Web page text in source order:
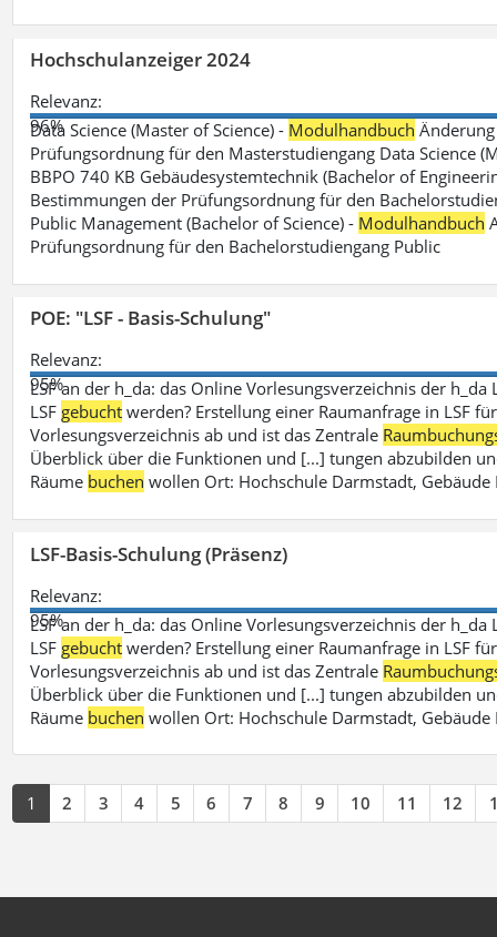
Hochschulanzeiger 2024
Relevanz:
96%
Data Science (Master of Science) - Modulhandbuch
Prüfungsordnung für den Masterstudiengang Data Science
BBPO 740 KB Gebäudesystemtechnik (Bachelor of
Bestimmungen der Prüfungsordnung für den
Public Management (Bachelor of Science) - Modulhandbuch
Prüfungsordnung für den Bachelorstudiengang Public
POE: "LSF - Basis-Schulung"
Relevanz:
95%
LSF an der h_da: das Online Vorlesungsverzeichnis der h_da
LSF gebucht werden? Erstellung einer Raumanfrage in LSF
Vorlesungsverzeichnis ab und ist das Zentrale
Überblick über die Funktionen und [...] tungen abzubilden
Räume buchen wollen Ort: Hochschule Darmstadt,
LSF-Basis-Schulung (Präsenz)
Relevanz:
95%
LSF an der h_da: das Online Vorlesungsverzeichnis der h_da
LSF gebucht werden? Erstellung einer Raumanfrage in LSF
Vorlesungsverzeichnis ab und ist das Zentrale
Überblick über die Funktionen und [...] tungen abzubilden
Räume buchen wollen Ort: Hochschule Darmstadt,
1 2 3 4 5 6 7 8 9 10 11 12